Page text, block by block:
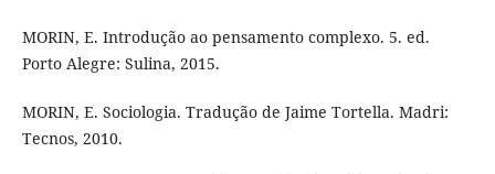
MORIN, E. Introdução ao pensamento complexo. 5. ed.
Porto Alegre: Sulina, 2015.
MORIN, E. Sociologia. Tradução de Jaime Tortella. Madri:
Tecnos, 2010.